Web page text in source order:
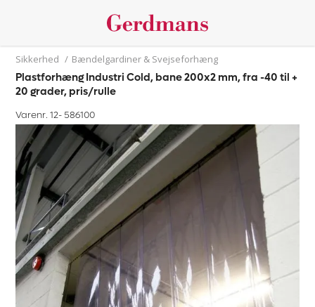
Sikkerhed / Bændelgardiner & Svejseforhæng
Plastforhæng Industri Cold, bane 200x2 mm, fra -40 til +
20 grader, pris/rulle
Varenr. 12- 586100